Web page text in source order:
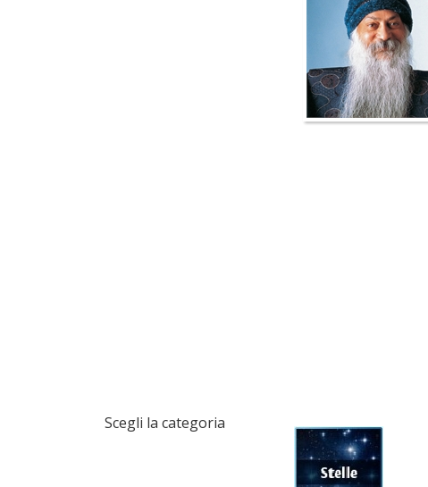
Scegli la categoria